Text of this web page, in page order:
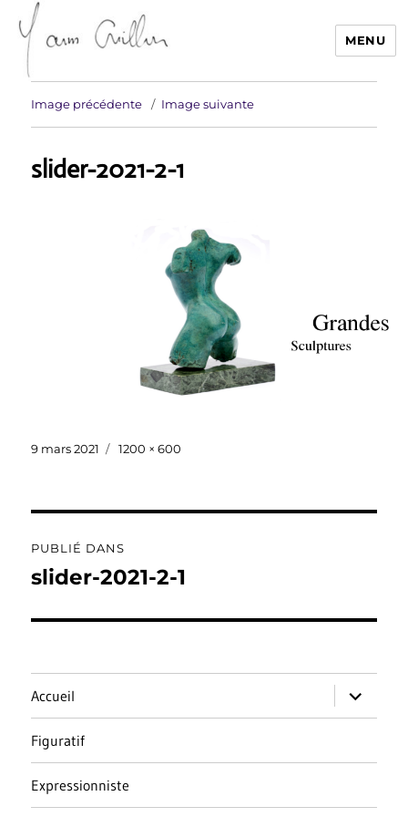
Yann Guillon Sculpteur
MENU
Image précédente Image suivante
slider-2021-2-1
Publié
9 mars 2021
Taille
1200 × 600
de
PUBLIÉ DANS
slider-2021-2-1
Accueil
ouvrir
le
sous-
Figuratif
Expressionniste